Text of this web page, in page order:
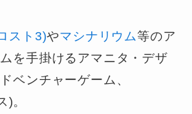
スト3)やマシナリウム等のア
を手掛けるアマニタ・デザ
ベンチャーゲーム、
)。